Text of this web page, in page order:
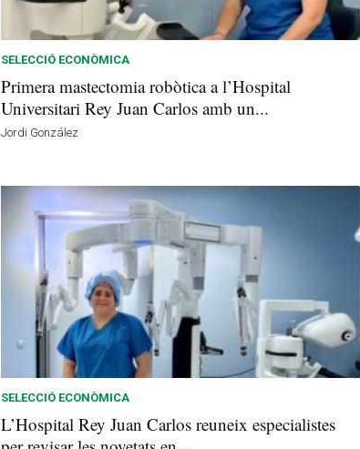
SELECCIÓ ECONÒMICA
Primera mastectomia robòtica a l’Hospital
Universitari Rey Juan Carlos amb un...
Jordi González
SELECCIÓ ECONÒMICA
L’Hospital Rey Juan Carlos reuneix especialistes